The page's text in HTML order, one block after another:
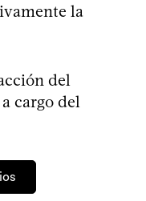
la
del
cargo del